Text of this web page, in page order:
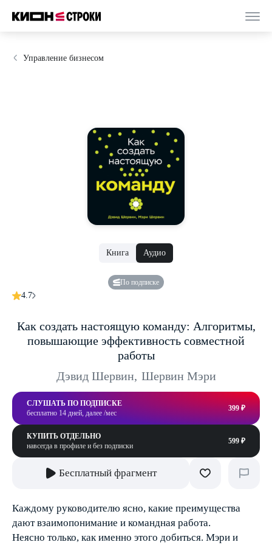
Управление бизнесом
Книга Аудио
По подписке
4.7
Как создать настоящую команду: Алгоритмы,
повышающие эффективность совместной
работы
Дэвид Шервин, Шервин Мэри
СЛУШАТЬ ПО ПОДПИСКЕ
бесплатно 14 дней, далее /мес
399 ₽
КУПИТЬ ОТДЕЛЬНО
навсегда в профиле и без подписки
599 ₽
Бесплатный фрагмент
Каждому руководителю ясно, какие преимущества
дают взаимопонимание и командная работа.
Неясно только, как именно этого добиться. Мэри и